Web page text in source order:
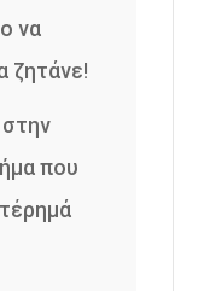
να
ζητάνε!
που